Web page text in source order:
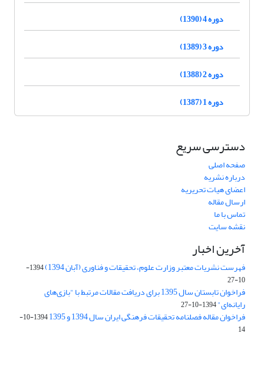
دوره 4 (1390)
دوره 3 (1389)
دوره 2 (1388)
دوره 1 (1387)
دسترسی سریع
صفحه اصلی
درباره نشریه
اعضای هیات تحریریه
ارسال مقاله
تماس با ما
نقشه سایت
آخرین اخبار
فهرست نشریات معتبر وزارت علوم، تحقیقات و فناوری (آبان 1394)
1394-
10-27
فراخوان تابستان سال 1395 برای دریافت مقالات مرتبط با "بازی‌های
رایانه‌ای"1394-10-27
فراخوان مقاله فصلنامه تحقیقات فرهنگی ایران سال 1394 و 1395
1394-10-
14